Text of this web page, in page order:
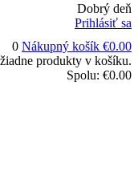
Dobrý deň
Prihlásiť sa
0 Nákupný košík €0.00
produkty v košíku.
Spolu: €0.00